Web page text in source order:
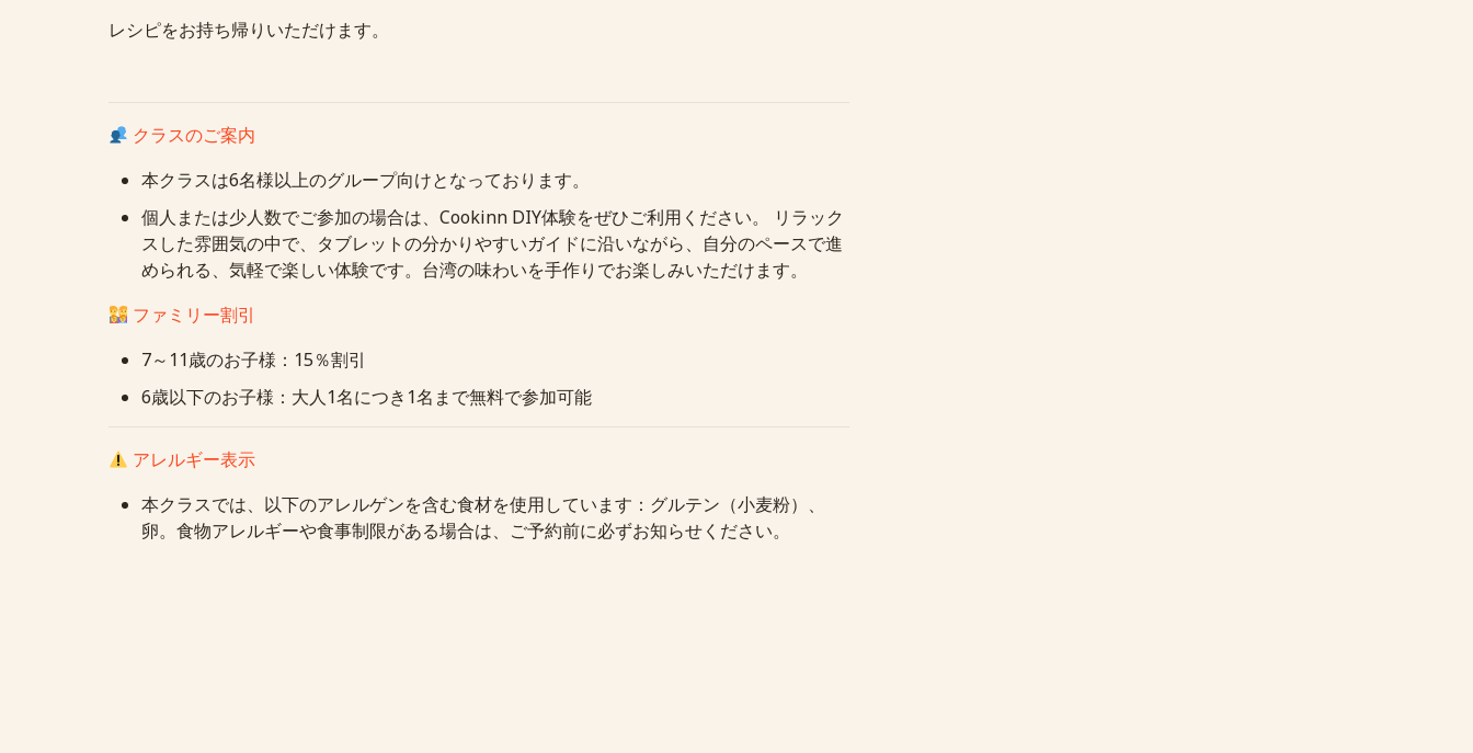
レシピをお持ち帰りいただけます。
クラスのご案内
本クラスは6名様以上のグループ向けとなっております。
個人または少人数でご参加の場合は、 Cookinn DIY体験をぜひご利用ください。 リラック
スした雰囲気の中で、タブレットの分かりやすいガイドに沿いながら、自分のペースで進
められる、気軽で楽しい体験です。台湾の味わいを手作りでお楽しみいただけます。
ファミリー割引
7～11歳のお子様：15％割引
6歳以下のお子様：大人1名につき1名まで無料で参加可能
アレルギー表示
本クラスでは、以下のアレルゲンを含む食材を使用しています：グルテン（小麦粉）、
卵。食物アレルギーや食事制限がある場合は、ご予約前に必ずお知らせください。